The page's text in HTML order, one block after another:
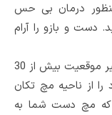
درمان بی حس
و بازو را آرام
اگر بی حس شدن دست‌های شما بعد از تغییر موقعیت بیش از 30
را از ناحیه مچ تکان
که مچ دست شما به